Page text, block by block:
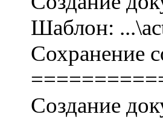
Шаблон:
Сохранение
Создание